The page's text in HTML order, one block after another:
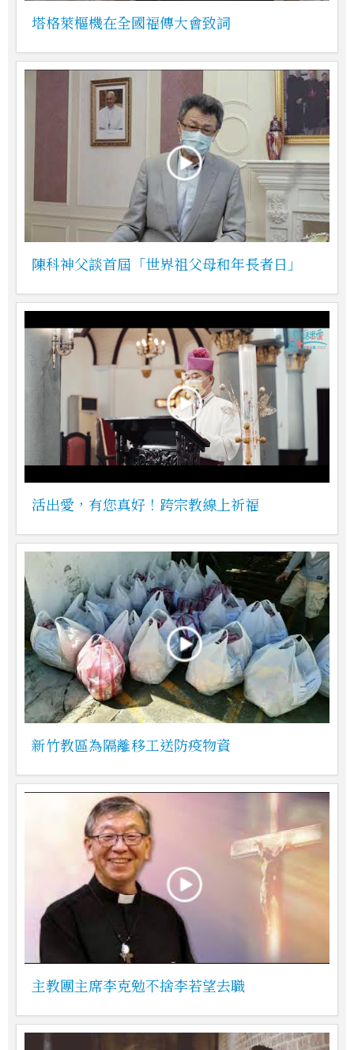
塔格萊樞機在全國福傳大會致詞
陳科神父談首屆「世界祖父母和年長者日」
活出愛，有您真好！跨宗教線上祈福
新竹教區為隔離移工送防疫物資
主教團主席李克勉不捨李若望去職